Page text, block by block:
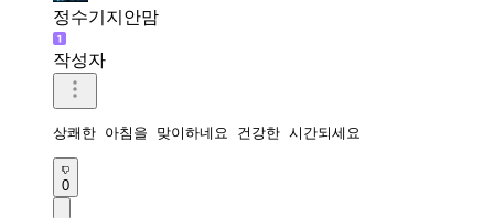
정수기지안맘
작성자
상쾌한 아침을 맞이하네요 건강한 시간되세요
0